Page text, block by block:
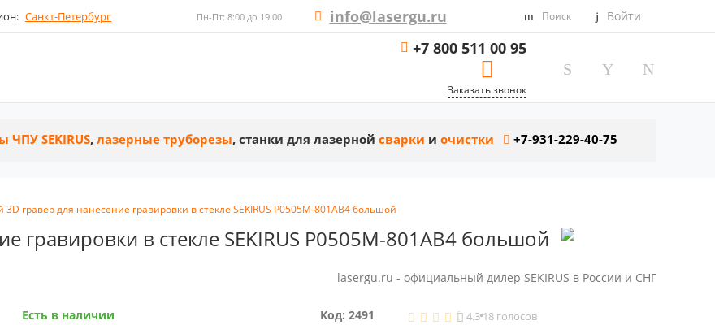
Санкт-Петербург Пн-Пт: 8:00 до 19:00 info@lasergu.ru Поиск Войти
+7 800 511 00 95
Заказать звонок
ЧПУ SEKIRUS, лазерные труборезы, станки для лазерной сварки и очистки +7-931-229-40-75
гравер для нанесение гравировки в стекле SEKIRUS P0505M-801AB4 большой
гравировки в стекле SEKIRUS P0505M-801AB4 большой
lasergu.ru - официальный дилер SEKIRUS в России и СНГ
Есть в наличии Код: 2491 4.3 18 голосов